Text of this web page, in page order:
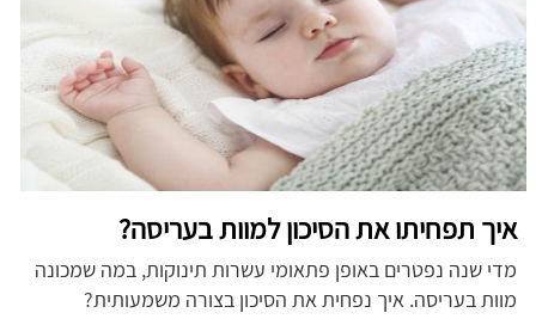
איך תפחיתו את הסיכון למוות בעריסה?
מדי שנה נפטרים באופן פתאומי עשרות תינוקות, במה שמכונה
מוות בעריסה. איך נפחית את הסיכון בצורה משמעותית?